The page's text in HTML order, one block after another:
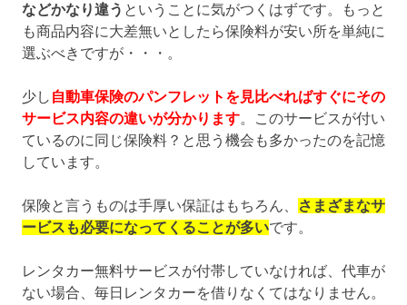
などかなり違う ということに気がつくはずです。もっと
も商品内容に大差無いとしたら保険料が安い所を単純に
選ぶべきですが・・・。
少し 自動車保険のパンフレットを見比べればすぐにその
サービス内容の違いが分かります。このサービスが付い
ているのに同じ保険料？と思う機会も多かったのを記憶
しています。
保険と言うものは手厚い保証はもちろん、
さまざまなサ
ービスも必要になってくることが多いです。
レンタカー無料サービスが付帯していなければ、代車が
ない場合、毎日レンタカーを借りなくてはなりません。